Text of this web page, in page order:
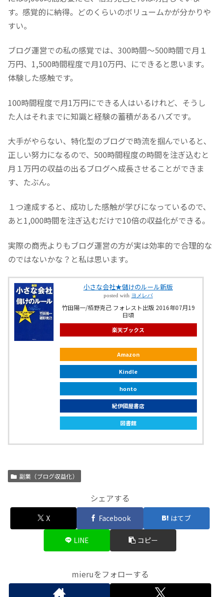
す。感覚的に納得。どのくらいのボリュームかが分かりや
すい。
ブログ運営での私の感覚では、300時間～500時間で月１
万円、1,500時間程度で月10万円、にできると思います。
体験した感触です。
100時間程度で月1万円にできる人はいるけれど、そうし
た人はそれまでに知識と経験の蓄積があるハズです。
大手がやらない、特化型のブログで時流を掴んでいると、
正しい努力になるので、500時間程度の時間を注ぎ込むと
月１万円の収益の出るブログへ成長させることができま
す、たぶん。
１つ達成すると、成功した感触が学びになっているので、
あと1,000時間を注ぎ込むだけで10倍の収益化ができる。
実際の商売よりもブログ運営の方が実は効率的で合理的な
のではないかな？と私は思います。
小さな会社★儲けのルール新版
posted with ヨメレバ
竹田陽一/栢野克己 フォレスト出版 2016年07月19
日頃
楽天ブックス
Amazon
Kindle
honto
紀伊國屋書店
図書館
副業（ブログ収益化）
シェアする
X Facebook はてブ
LINE コピー
mieruをフォローする